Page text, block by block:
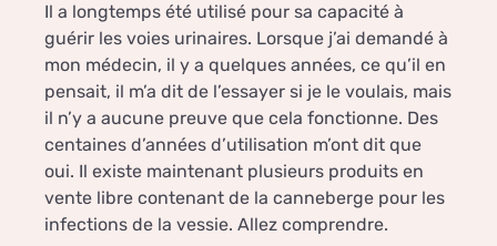
Il a longtemps été utilisé pour sa capacité à
guérir les voies urinaires. Lorsque j’ai demandé à
mon médecin, il y a quelques années, ce qu’il en
pensait, il m’a dit de l’essayer si je le voulais, mais
il n’y a aucune preuve que cela fonctionne. Des
centaines d’années d’utilisation m’ont dit que
oui. Il existe maintenant plusieurs produits en
vente libre contenant de la canneberge pour les
infections de la vessie. Allez comprendre.